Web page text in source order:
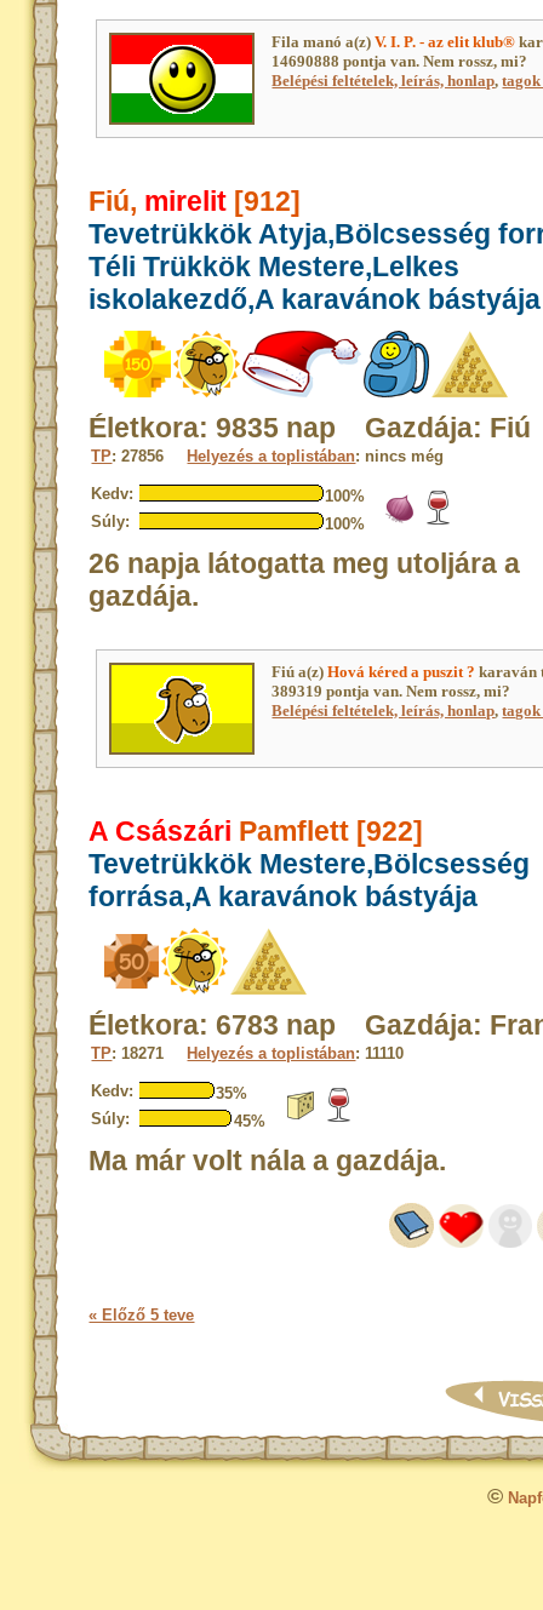
Fila manó a(z)V. I. P. - az elit klub®
14690888 pontja van. Nem rossz, mi?
Belépési feltételek, leírás, honlap,
Fiú, mirelit [912]
Tevetrükkök Atyja,Bölcsesség
Téli Trükkök Mestere,Lelkes
iskolakezdő,A karavánok bástyája
Életkora: 9835 nap Gazdája: Fiú
TP: 27856 Helyezés a toplistában: nincs még
Kedv:
100%
Súly:
100%
26 napja látogatta meg utoljára a
gazdája.
Fiú a(z)Hová kéred a puszit ? karaván
389319 pontja van. Nem rossz, mi?
Belépési feltételek, leírás, honlap,
A Császári Pamflett [922]
Tevetrükkök Mestere,Bölcsesség
forrása,A karavánok bástyája
Életkora: 6783 nap Gazdája:
TP: 18271 Helyezés a toplistában: 11110
Kedv:
35%
Súly:
45%
Ma már volt nála a gazdája.
« Előző 5 teve
©